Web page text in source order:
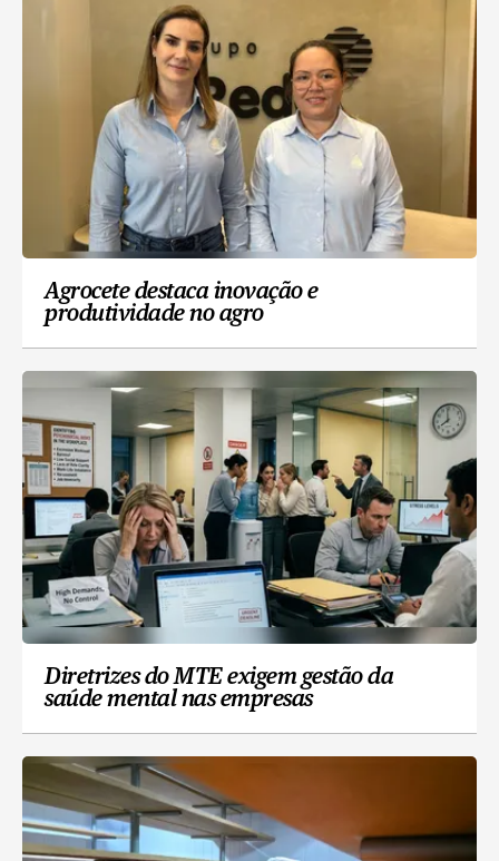
Agrocete destaca inovação e
produtividade no agro
Diretrizes do MTE exigem gestão da
saúde mental nas empresas